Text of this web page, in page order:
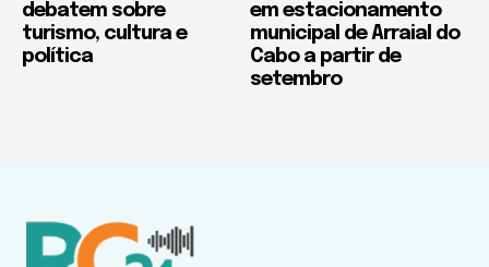
debatem sobre
turismo, cultura e
política
em estacionamento
municipal de Arraial do
Cabo a partir de
setembro